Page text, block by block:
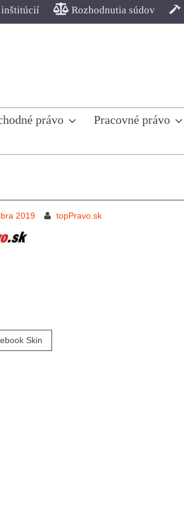
inštitúcií Rozhodnutia súdov
právo Pracovné právo
2019 topPravo.sk
Skin